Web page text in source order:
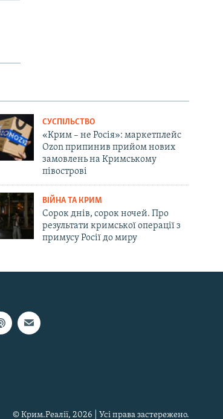
СУСПІЛЬСТВО
«Крим – не Росія»: маркетплейс
Ozon припинив прийом нових
замовлень на Кримському
півострові
ВІЙНА ТА КРИМ
Сорок днів, сорок ночей. Про
результати кримської операції з
примусу Росії до миру
© Крим.Реалії, 2026 | Усі права застережено.